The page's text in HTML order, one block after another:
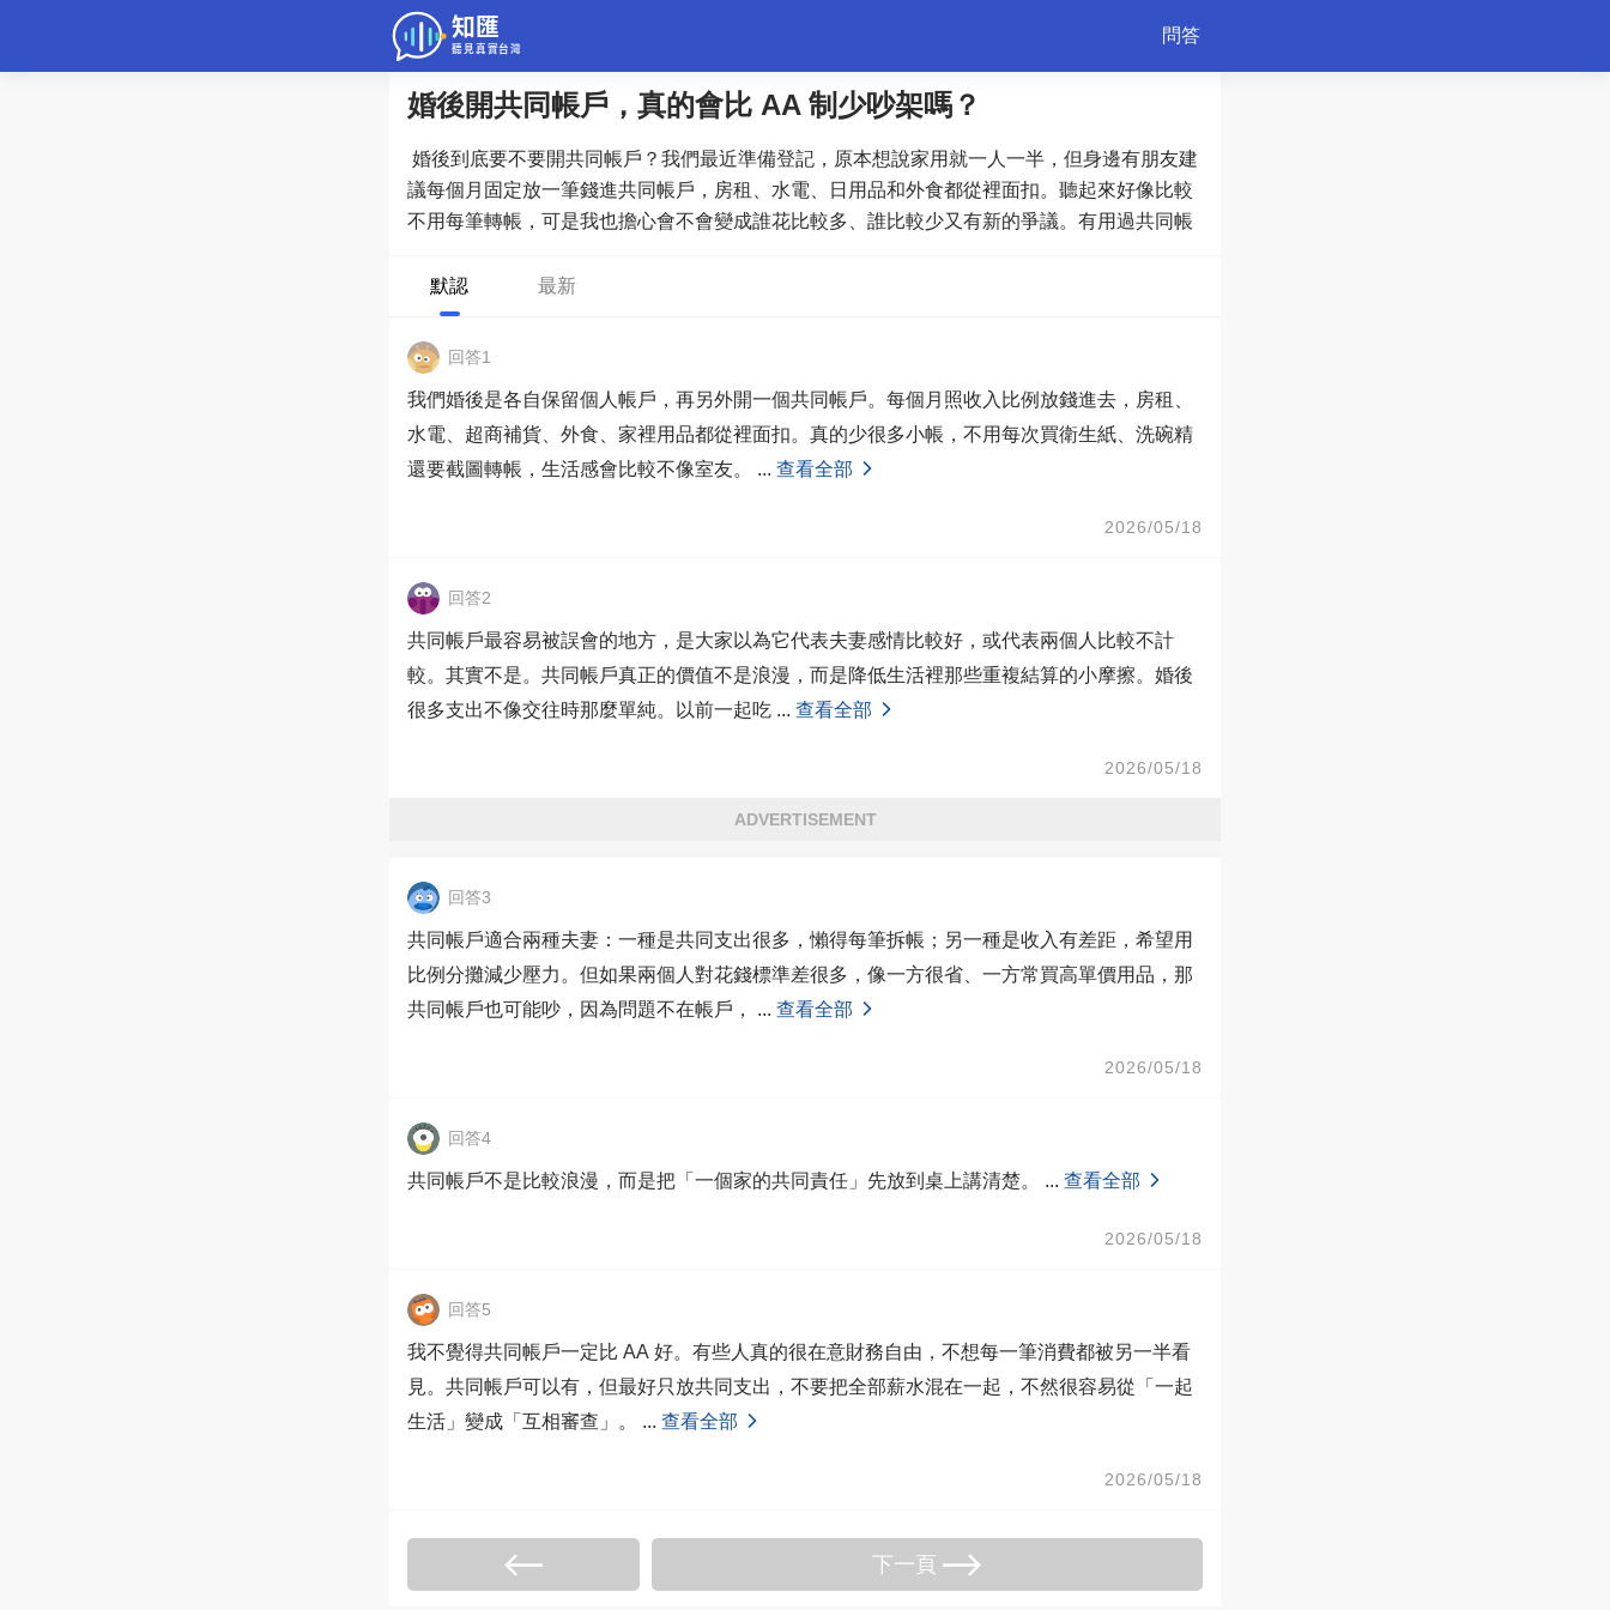
問答
婚後開共同帳戶，真的會比 AA 制少吵架嗎？
婚後到底要不要開共同帳戶？我們最近準備登記，原本想說家用就一人一半，但身邊有朋友建
議每個月固定放一筆錢進共同帳戶，房租、水電、日用品和外食都從裡面扣。聽起來好像比較
不用每筆轉帳，可是我也擔心會不會變成誰花比較多、誰比較少又有新的爭議。有用過共同帳
默認
最新
回答1
我們婚後是各自保留個人帳戶，再另外開一個共同帳戶。每個月照收入比例放錢進去，房租、
水電、超商補貨、外食、家裡用品都從裡面扣。真的少很多小帳，不用每次買衛生紙、洗碗精
還要截圖轉帳，生活感會比較不像室友。 ... 查看全部
2026/05/18
回答2
共同帳戶最容易被誤會的地方，是大家以為它代表夫妻感情比較好，或代表兩個人比較不計
較。其實不是。共同帳戶真正的價值不是浪漫，而是降低生活裡那些重複結算的小摩擦。婚後
很多支出不像交往時那麼單純。以前一起吃 ... 查看全部
2026/05/18
ADVERTISEMENT
回答3
共同帳戶適合兩種夫妻：一種是共同支出很多，懶得每筆拆帳；另一種是收入有差距，希望用
比例分攤減少壓力。但如果兩個人對花錢標準差很多，像一方很省、一方常買高單價用品，那
共同帳戶也可能吵，因為問題不在帳戶， ... 查看全部
2026/05/18
回答4
共同帳戶不是比較浪漫，而是把「一個家的共同責任」先放到桌上講清楚。 ... 查看全部
2026/05/18
回答5
我不覺得共同帳戶一定比 AA 好。有些人真的很在意財務自由，不想每一筆消費都被另一半看
見。共同帳戶可以有，但最好只放共同支出，不要把全部薪水混在一起，不然很容易從「一起
生活」變成「互相審查」。 ... 查看全部
2026/05/18
下一頁
問答
綜合問題 婚姻情感 職場 夫妻生活 生活妙招 體育 育兒
老年病科普